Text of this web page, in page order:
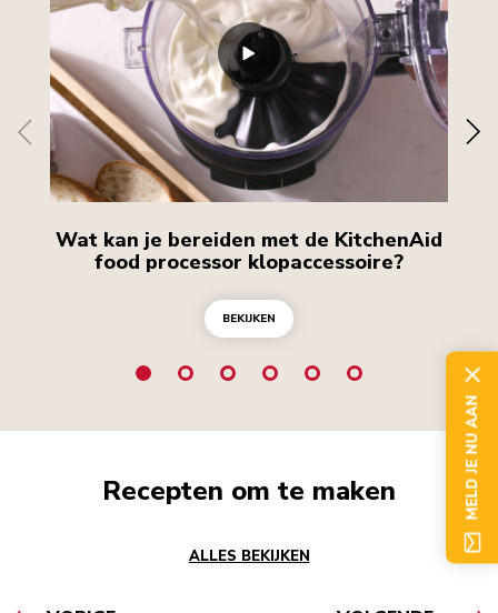
Wat kan je bereiden met de KitchenAid
food processor klopaccessoire?
BEKIJKEN
BEKIJKEN
Recepten om te maken
ALLES BEKIJKEN
MELD JE NU AAN